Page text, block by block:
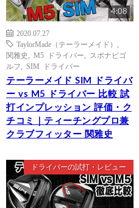
4:08
2020.07.27
TaylorMade（テーラーメイド）
関雅史
M5 ドライバー
スポナビゴ
ルフ
SIM ドライバー
テーラーメイド SIM ドライバ
ー vs M5 ドライバー 比較 試
打インプレッション 評価・ク
チコミ｜ティーチングプロ兼
クラブフィッター 関雅史
ドライバーの試打・レビュー